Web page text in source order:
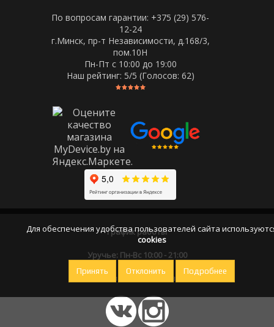
По вопросам гарантии: +375 (29) 576-
12-24
г.Минск, пр-т Независимости, д.168/3,
пом.10Н
Пн-Пт c 10:00 до 19:00
Наш рейтинг: 5/5 (Голосов: 62)
График работы
Уручье: Пн-Вс 10:00 - 21:00
Оставайтесь на связи
Для обеспечения удобства пользователей сайта
cookies
Принять Отклонить Подробнее